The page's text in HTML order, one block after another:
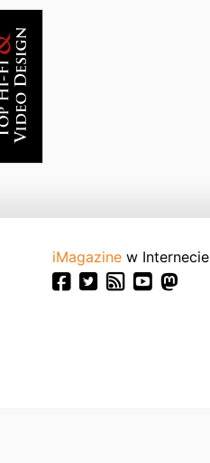
iMagazine w Internecie